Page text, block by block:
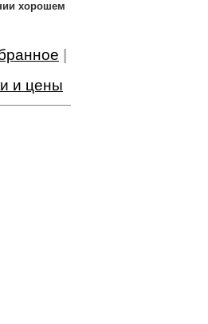
хорошем
и цены